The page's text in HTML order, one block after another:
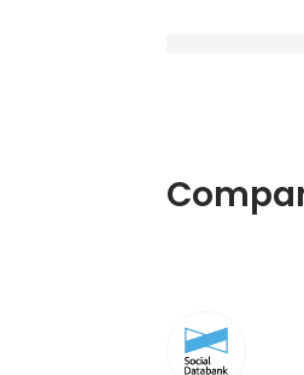
だたの”エンジニ
誰かの力になれた